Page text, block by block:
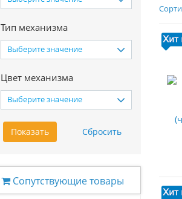
Тип механизма
Выберите значение
Цвет механизма
Выберите значение
Сопутствующие товары